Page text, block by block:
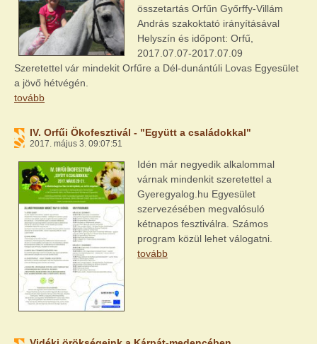
összetartás Orfűn Győrffy-Villám
András szakoktató irányításával
Helyszín és időpont: Orfű,
2017.07.07-2017.07.09
Szeretettel vár mindekit Orfűre a Dél-dunántúli Lovas Egyesület
a jövő hétvégén.
tovább
IV. Orfűi Ökofesztivál - "Együtt a családokkal"
2017. május 3. 09:07:51
Idén már negyedik alkalommal
várnak mindenkit szeretettel a
Gyeregyalog.hu Egyesület
szervezésében megvalósuló
kétnapos fesztiválra. Számos
program közül lehet válogatni.
tovább